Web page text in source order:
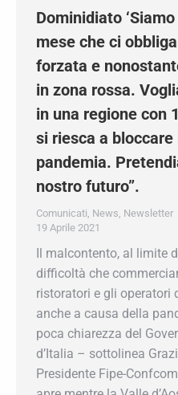
Dominidiato
un mese che ci
chiusura forzata e
siamo ancora in
sapere perché in
120mila abitanti
bloccare la
Pretendiamo
futuro”.
19 Aprile 2021
Il malcontento, al limite
alle difficoltà che
ambulanti, ristoratori e
attraversano anche a
amplificata dalla poca
Regionale. “Il resto